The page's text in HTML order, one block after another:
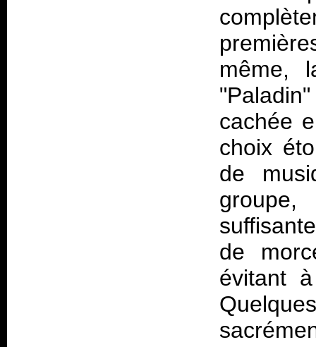
même,
cachée
choix
de
de
évitant